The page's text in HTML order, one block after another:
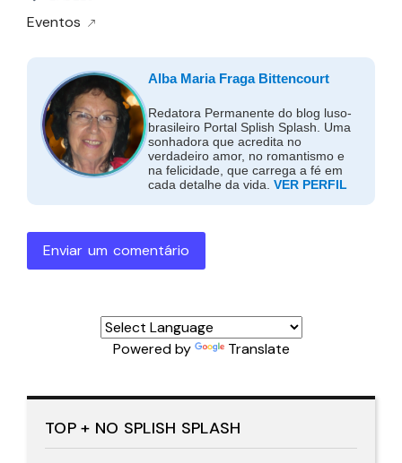
Eventos
Alba Maria Fraga Bittencourt
Redatora Permanente do blog luso-
brasileiro Portal Splish Splash. Uma
sonhadora que acredita no
verdadeiro amor, no romantismo e
na felicidade, que carrega a fé em
cada detalhe da vida. VER PERFIL
Enviar um comentário
Powered by Translate
TOP + NO SPLISH SPLASH